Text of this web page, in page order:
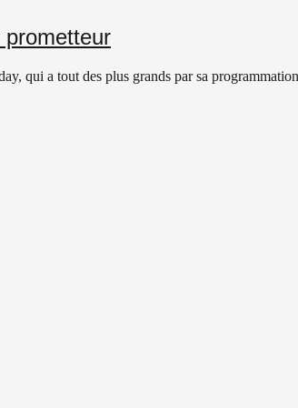
prometteur
qui a tout des plus grands par sa